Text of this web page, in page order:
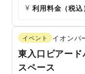
利用料金（税込
イベント イオンパ
東入口ビアー
スペース